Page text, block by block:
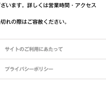
います。詳しくは営業時間・アクセス
れの際はご容赦ください。
サイトのご利用にあたって
プライバシーポリシー